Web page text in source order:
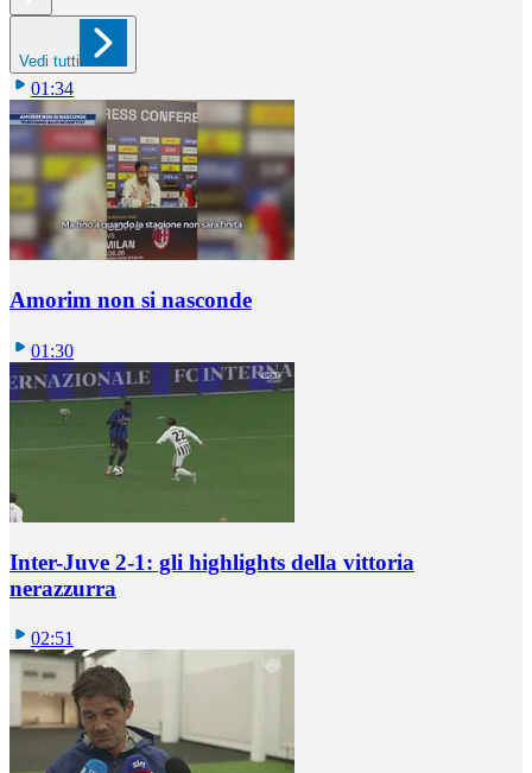
Vedi tutti
01:34
Amorim non si nasconde
01:30
Inter-Juve 2-1: gli highlights della vittoria
nerazzurra
02:51